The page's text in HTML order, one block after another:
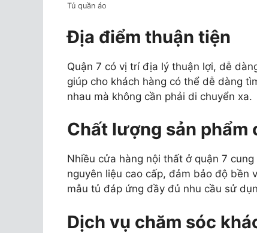
Tủ quần áo
Địa điểm thuận tiện
Quận 7 có vị trí địa lý thuận lợi, dễ
giúp cho khách hàng có thể dễ dàng
nhau mà không cần phải di chuyển xa.
Chất lượng sản phẩm
Nhiều cửa hàng nội thất ở quận 7
nguyên liệu cao cấp, đảm bảo độ bền
mẫu tủ đáp ứng đầy đủ nhu cầu sử
Dịch vụ chăm sóc